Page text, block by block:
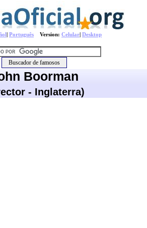
| Português Version: Celular| Desktop
Boorman
- Inglaterra)